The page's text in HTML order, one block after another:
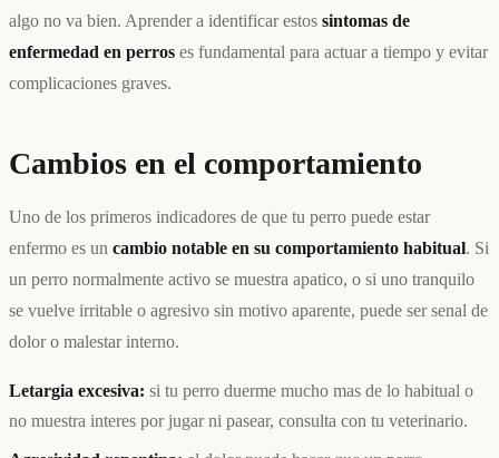
algo no va bien. Aprender a identificar estos sintomas de
enfermedad en perros es fundamental para actuar a tiempo y evitar
complicaciones graves.
Cambios en el comportamiento
Uno de los primeros indicadores de que tu perro puede estar
enfermo es un cambio notable en su comportamiento habitual. Si
un perro normalmente activo se muestra apatico, o si uno tranquilo
se vuelve irritable o agresivo sin motivo aparente, puede ser senal de
dolor o malestar interno.
Letargia excesiva: si tu perro duerme mucho mas de lo habitual o
no muestra interes por jugar ni pasear, consulta con tu veterinario.